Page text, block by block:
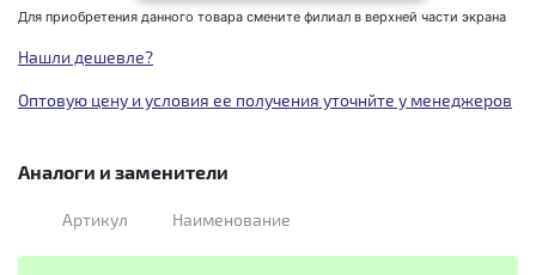
Для приобретения данного товара смените филиал в верхней части экрана
Нашли дешевле?
Оптовую цену и условия ее получения уточнйте у менеджеров
Аналоги и заменители
Артикул Наименование